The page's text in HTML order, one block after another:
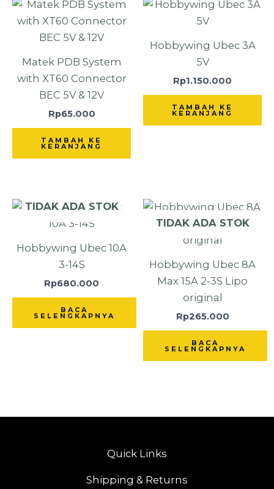
Matek PDB System
with XT60 Connector
BEC 5V & 12V
Rp65.000
TAMBAH KE
KERANJANG
Hobbywing Ubec 3A
5V
Rp1.150.000
TAMBAH KE
KERANJANG
TIDAK ADA STOK
Hobbywing Ubec 10A
3-14S
Rp680.000
BACA
SELENGKAPNYA
TIDAK ADA STOK
Hobbywing Ubec 8A
Max 15A 2-3S Lipo
original
Rp265.000
BACA
SELENGKAPNYA
Quick Links
Shipping & Returns